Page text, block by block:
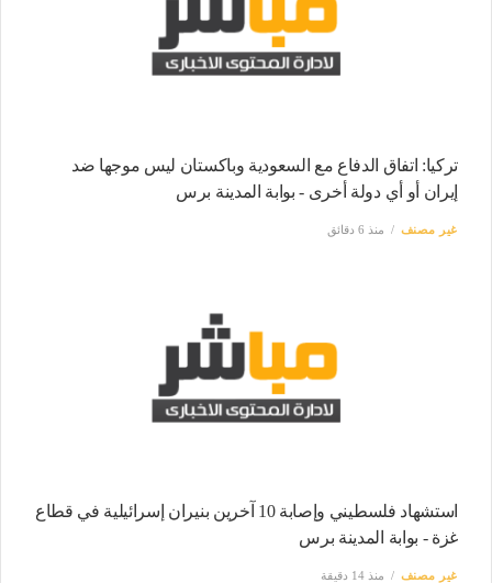
تركيا: اتفاق الدفاع مع السعودية وباكستان ليس موجها ضد
إيران أو أي دولة أخرى - بوابة المدينة برس
غير مصنف منذ 6 دقائق
استشهاد فلسطيني وإصابة 10 آخرين بنيران إسرائيلية في قطاع
غزة - بوابة المدينة برس
غير مصنف منذ 14 دقيقة